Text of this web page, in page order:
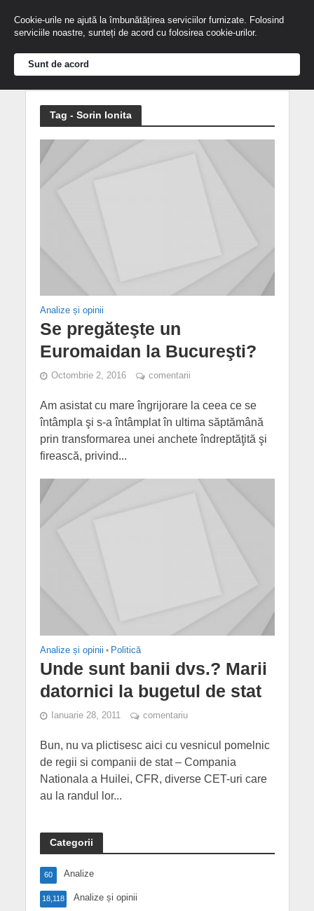
Tag - Sorin Ionita
Analize și opinii
Se pregăteşte un
Euromaidan la Bucureşti?
Octombrie 2, 2016 comentarii
Am asistat cu mare îngrijorare la ceea ce se
întâmpla şi s-a întâmplat în ultima săptămână
prin transformarea unei anchete îndreptăţită şi
firească, privind...
Analize și opinii • Politică
Unde sunt banii dvs.? Marii
datornici la bugetul de stat
Ianuarie 28, 2011 comentariu
Bun, nu va plictisesc aici cu vesnicul pomelnic
de regii si companii de stat – Compania
Nationala a Huilei, CFR, diverse CET-uri care
au la randul lor...
Categorii
Analize
60
Analize și opinii
18,118
Cookie-urile ne ajută la îmbunătățirea serviciilor furnizate. Folosind
serviciile noastre, sunteți de acord cu folosirea cookie-urilor.
Sunt de acord